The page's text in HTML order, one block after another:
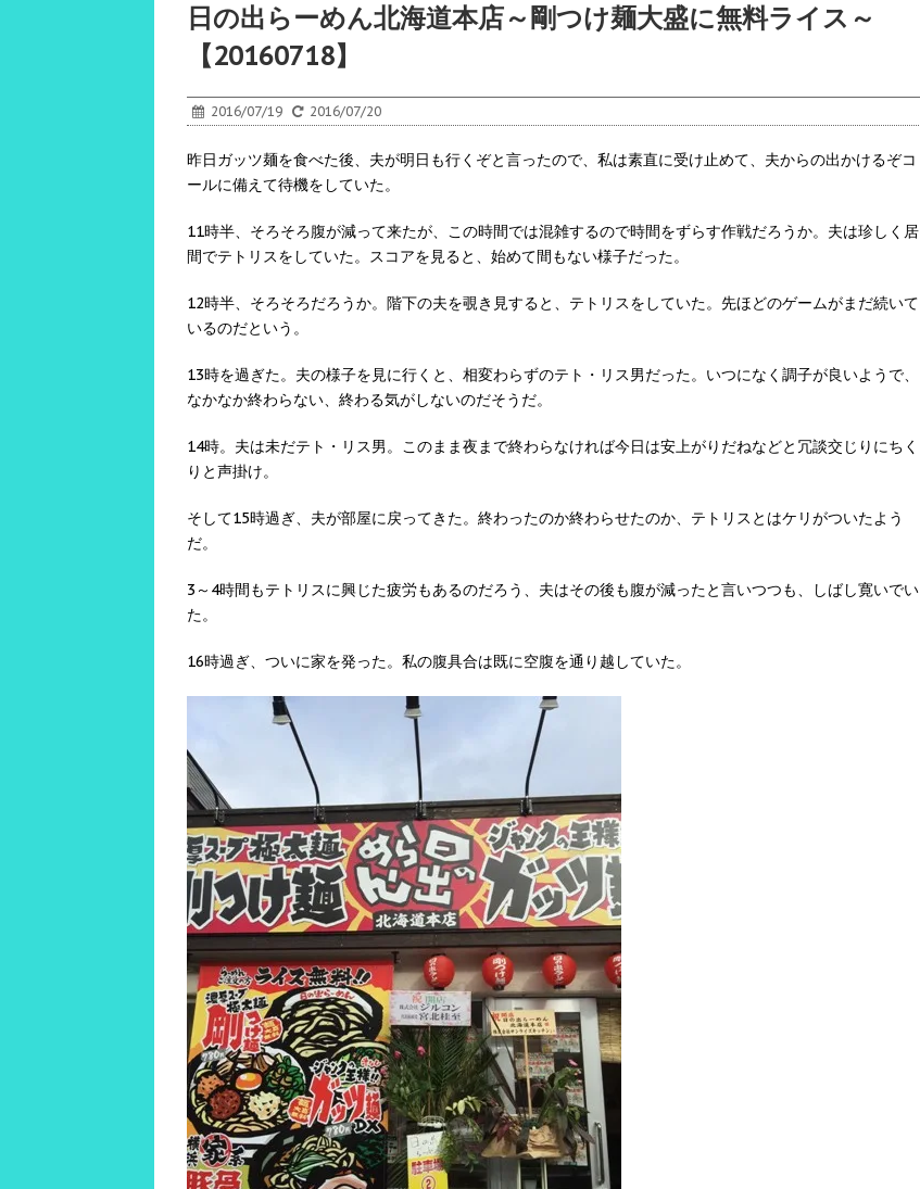
日の出らーめん北海道本店～剛つけ麺大盛に無料ライス～
【20160718】
2016/07/19 2016/07/20
昨日ガッツ麺を食べた後、夫が明日も行くぞと言ったので、私は素直に受け止めて、夫からの出かけるぞコ
ールに備えて待機をしていた。
11時半、そろそろ腹が減って来たが、この時間では混雑するので時間をずらす作戦だろうか。夫は珍しく居
間でテトリスをしていた。スコアを見ると、始めて間もない様子だった。
12時半、そろそろだろうか。階下の夫を覗き見すると、テトリスをしていた。先ほどのゲームがまだ続いて
いるのだという。
13時を過ぎた。夫の様子を見に行くと、相変わらずのテト・リス男だった。いつになく調子が良いようで、
なかなか終わらない、終わる気がしないのだそうだ。
14時。夫は未だテト・リス男。このまま夜まで終わらなければ今日は安上がりだねなどと冗談交じりにちく
りと声掛け。
そして15時過ぎ、夫が部屋に戻ってきた。終わったのか終わらせたのか、テトリスとはケリがついたよう
だ。
3～4時間もテトリスに興じた疲労もあるのだろう、夫はその後も腹が減ったと言いつつも、しばし寛いでい
た。
16時過ぎ、ついに家を発った。私の腹具合は既に空腹を通り越していた。